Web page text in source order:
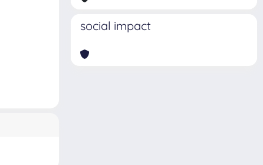
social impact